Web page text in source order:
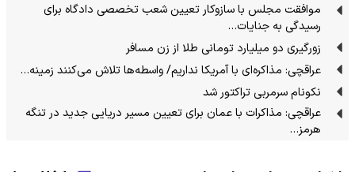
موافقت مجلس با سازوکار تعیین شعب تخصصی دادگاه برای
رسیدگی به جنایات…
زورگیری دو میلیارد تومانی طلا از زن مسافر
عراقچی: مذاکره‌ای با آمریکا نداریم/ واسطه‌ها تلاش می‌کنند زمینه‌…
نکونام سرمربی تراکتور شد
عراقچی: مذاکرات با عمان برای تعیین مسیر دریایی جدید در تنگه
هرمز…